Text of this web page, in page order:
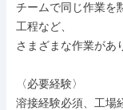
チームで同じ作業を
工程など、
さまざまな作業があ
〈必要経験〉
溶接経験必須、工場